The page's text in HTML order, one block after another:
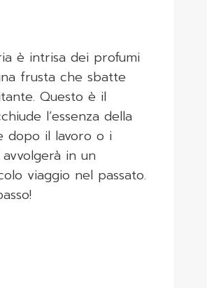
è intrisa dei profumi
frusta che sbatte
Questo è il
l’essenza della
dopo il lavoro o i
in un
viaggio nel passato.